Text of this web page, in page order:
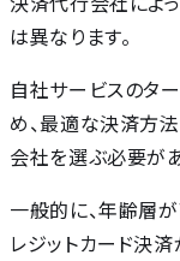
は異なります。
自社サービスのタ
め、最適な決済方
会社を選ぶ必要があ
一般的に、年齢層
レジットカード決